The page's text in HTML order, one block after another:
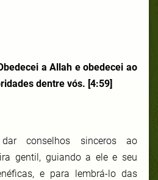
a Allah e obedecei ao
dentre vós. [4:59]
conselhos sinceros ao
gentil, guiando a ele e seu
e para lembrá-lo das